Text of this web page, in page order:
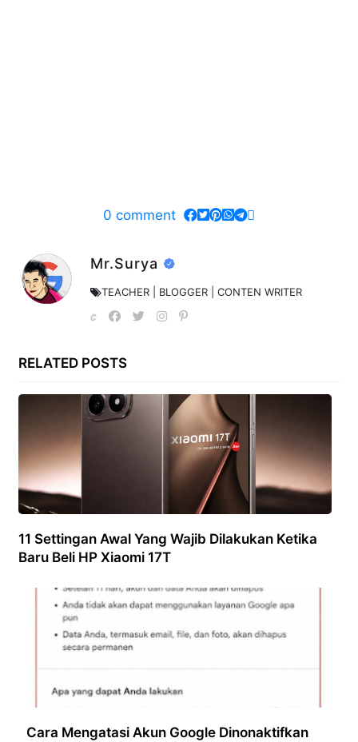
0 comment
Mr.Surya
TEACHER | BLOGGER | CONTEN WRITER
RELATED POSTS
11 Settingan Awal Yang Wajib Dilakukan Ketika
Baru Beli HP Xiaomi 17T
Cara Mengatasi Akun Google Dinonaktifkan